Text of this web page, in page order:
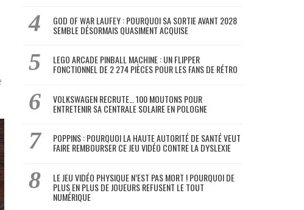
GOD OF WAR LAUFEY : POURQUOI SA SORTIE AVANT 2028
SEMBLE DÉSORMAIS QUASIMENT ACQUISE
LEGO ARCADE PINBALL MACHINE : UN FLIPPER
FONCTIONNEL DE 2 274 PIÈCES POUR LES FANS DE RÉTRO
VOLKSWAGEN RECRUTE… 100 MOUTONS POUR
ENTRETENIR SA CENTRALE SOLAIRE EN POLOGNE
POPPINS : POURQUOI LA HAUTE AUTORITÉ DE SANTÉ VEUT
FAIRE REMBOURSER CE JEU VIDÉO CONTRE LA DYSLEXIE
LE JEU VIDÉO PHYSIQUE N’EST PAS MORT ! POURQUOI DE
PLUS EN PLUS DE JOUEURS REFUSENT LE TOUT
NUMÉRIQUE